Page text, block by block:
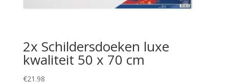
2x Schildersdoeken luxe
kwaliteit 50 x 70 cm
€21.98